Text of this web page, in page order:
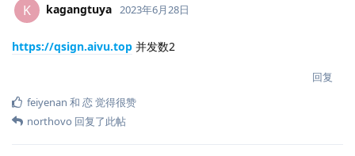
K kagangtuya 2023年6月28日
https://qsign.aivu.top 并发数2
回复
feiyenan 和 恋觉得很赞
northovo 回复了此帖